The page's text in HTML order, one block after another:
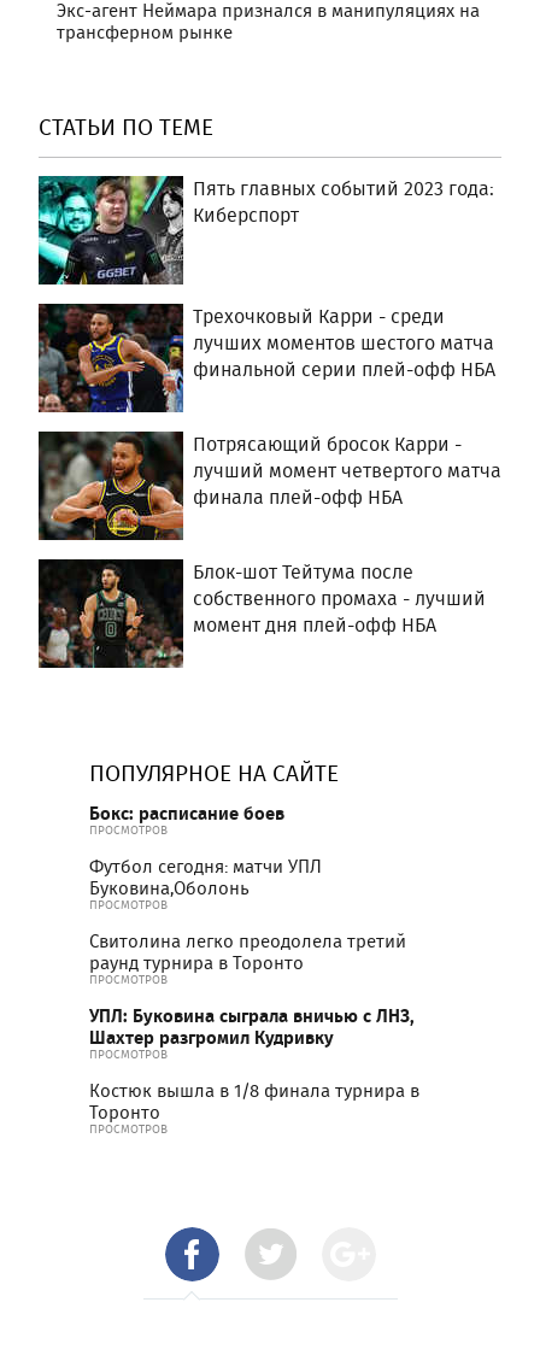
Экс-агент Неймара признался в манипуляциях на
трансферном рынке
СТАТЬИ ПО ТЕМЕ
Пять главных событий 2023 года:
Киберспорт
Трехочковый Карри - среди
лучших моментов шестого матча
финальной серии плей-офф НБА
Потрясающий бросок Карри -
лучший момент четвертого матча
финала плей-офф НБА
Блок-шот Тейтума после
собственного промаха - лучший
момент дня плей-офф НБА
ПОПУЛЯРНОЕ НА САЙТЕ
Бокс: расписание боев
ПРОСМОТРОВ
Футбол сегодня: матчи УПЛ
Буковина,Оболонь
ПРОСМОТРОВ
Свитолина легко преодолела третий
раунд турнира в Торонто
ПРОСМОТРОВ
УПЛ: Буковина сыграла вничью с ЛНЗ,
Шахтер разгромил Кудривку
ПРОСМОТРОВ
Костюк вышла в 1/8 финала турнира в
Торонто
ПРОСМОТРОВ